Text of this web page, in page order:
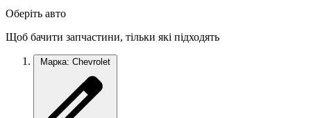
Оберіть авто
Щоб бачити запчастини, тільки які підходять
Марка: Chevrolet